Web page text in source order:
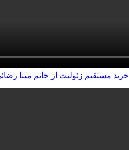
خرید مستقیم زئولیت از خانم مینا